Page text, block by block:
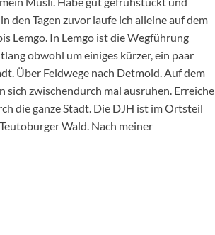
den Tagen zuvor laufe ich alleine auf dem
Lemgo. In Lemgo ist die Wegführung
obwohl um einiges kürzer, ein paar
Über Feldwege nach Detmold. Auf dem
sich zwischendurch mal ausruhen. Erreiche
die ganze Stadt. Die DJH ist im Ortsteil
Wald. Nach meiner